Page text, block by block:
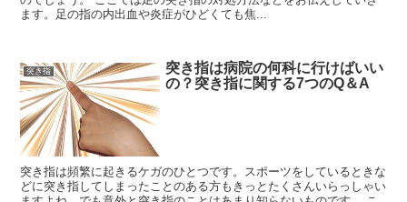
ます。足の指の内出血や炎症がひどくても焦...
突き指
突き指は病院の何科に行けばいい
の？突き指に関する7つのQ＆A
突き指は頻繁に起きるケガのひとつです。スポーツをしているときな
どに突き指してしまったことのある方もきっとたくさんいらっしゃい